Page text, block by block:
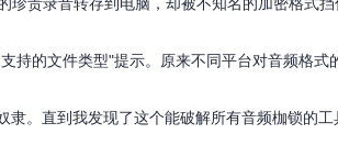
持的文件类型"提示。原来不同平台对音频格
。直到我发现了这个能破解所有音频枷锁的工